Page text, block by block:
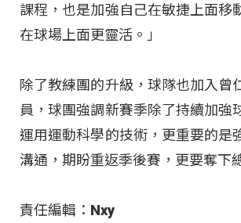
課程，也是加強自己在敏捷上面移
在球場上面更靈活。」
除了教練團的升級，球隊也加入曾
員，球團強調新賽季除了持續加強
運用運動科學的技術，更重要的是
溝通，期盼重返季後賽，更要奪下
責任編輯：Nxy